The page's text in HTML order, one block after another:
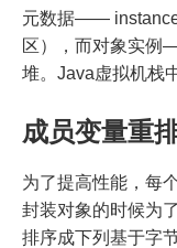
元数据——
区），而对象实例
堆。Java虚拟机栈
成员变量重
为了提高性能，每
封装对象的时候为
排序成下列基于字